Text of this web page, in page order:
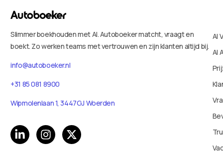
Slimmer boekhouden met AI. Autoboeker matcht, vraagt en
boekt. Zo werken teams met vertrouwen en zijn klanten altijd bij.
info@autoboeker.nl
+31 85 081 8900
Wipmolenlaan 1, 3447GJ Woerden
AI
AI